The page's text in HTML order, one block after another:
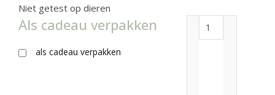
Niet getest op dieren
Als cadeau verpakken
als cadeau verpakken